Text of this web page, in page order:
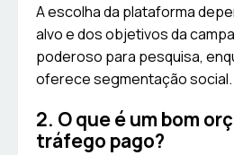
A escolha da plataforma
alvo e dos objetivos da
poderoso para pesquisa,
oferece segmentação social.
2. O que é um bom
tráfego pago?